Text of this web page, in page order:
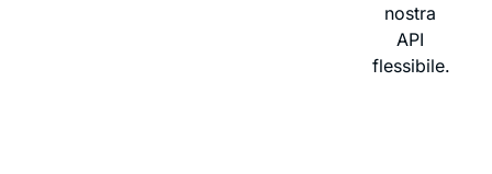
nostra
API
flessibile.